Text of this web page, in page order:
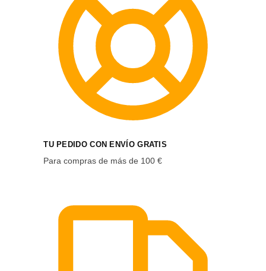
TU PEDIDO CON ENVÍO GRATIS
Para compras de más de 100 €